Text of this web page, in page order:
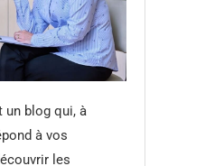
un blog qui, à
à vos
les